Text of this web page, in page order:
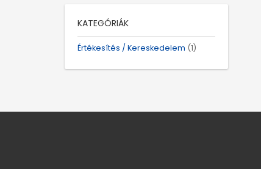
KATEGÓRIÁK
Értékesítés / Kereskedelem (1)